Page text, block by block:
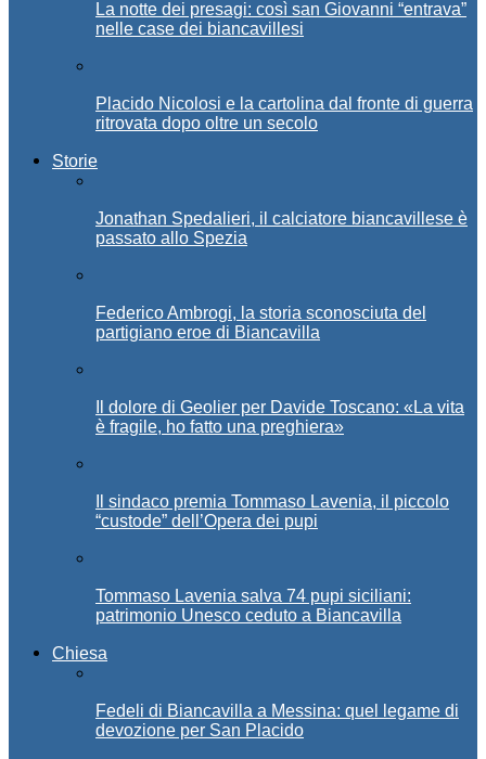
La notte dei presagi: così san Giovanni “entrava”
nelle case dei biancavillesi
Placido Nicolosi e la cartolina dal fronte di guerra
ritrovata dopo oltre un secolo
Storie
Jonathan Spedalieri, il calciatore biancavillese è
passato allo Spezia
Federico Ambrogi, la storia sconosciuta del
partigiano eroe di Biancavilla
Il dolore di Geolier per Davide Toscano: «La vita
è fragile, ho fatto una preghiera»
Il sindaco premia Tommaso Lavenia, il piccolo
“custode” dell’Opera dei pupi
Tommaso Lavenia salva 74 pupi siciliani:
patrimonio Unesco ceduto a Biancavilla
Chiesa
Fedeli di Biancavilla a Messina: quel legame di
devozione per San Placido